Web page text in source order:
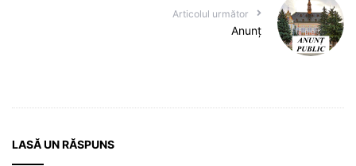
Articolul următor
Anunț
LASĂ UN RĂSPUNS